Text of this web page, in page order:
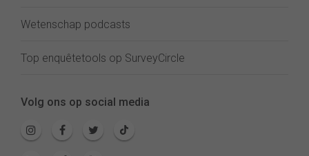
Wetenschap podcasts
Top enquêtetools op SurveyCircle
Volg ons op social media